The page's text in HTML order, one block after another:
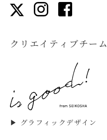
クリエイティブチーム
▶︎ グラフィックデザイン